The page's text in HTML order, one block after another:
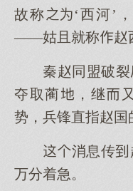
故称‘西河’
——姑且就称赵
秦赵同盟破
夺取蔺，继
势，兵锋直指赵国
消息传
万分着急。